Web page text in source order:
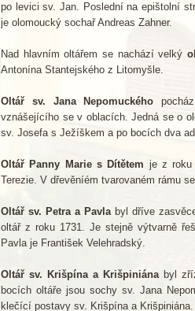
po levici sv. Jan. Poslední na epištolní
je olomoucký sochař Andreas Zahner.
Nad hlavním oltářem se nachází velký
Antonína Stantejského z Litomyšle.
Oltář sv. Jana Nepomuckého
vznášejícího se v oblacích. Jedná se o
sv. Josefa s Ježíškem a po bocích dva
Oltář Panny Marie s Dítětem je z roku
Terezie. V dřevěníém tvarovaném rámu
Oltář sv. Petra a Pavlabyl dříve
oltář z roku 1731. Je stejně výtvarně
Pavla je František Velehradský.
Oltář sv. Krišpína a Krišpiniánabyl
bocích oltáře jsou sochy sv. Jana
klečící postavy sv. Krišpína a